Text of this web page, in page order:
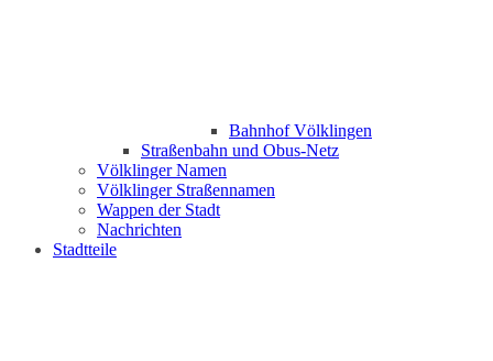
Bahnhof Völklingen
Straßenbahn und Obus-Netz
Völklinger Namen
Völklinger Straßennamen
Wappen der Stadt
Nachrichten
Stadtteile